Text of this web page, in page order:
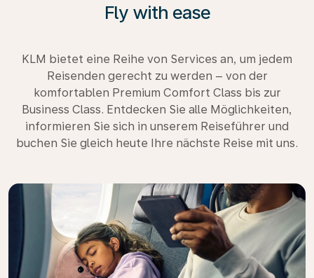
Fly with ease
KLM bietet eine Reihe von Services an, um jedem
Reisenden gerecht zu werden – von der
komfortablen Premium Comfort Class bis zur
Business Class. Entdecken Sie alle Möglichkeiten,
informieren Sie sich in unserem Reiseführer und
buchen Sie gleich heute Ihre nächste Reise mit uns.